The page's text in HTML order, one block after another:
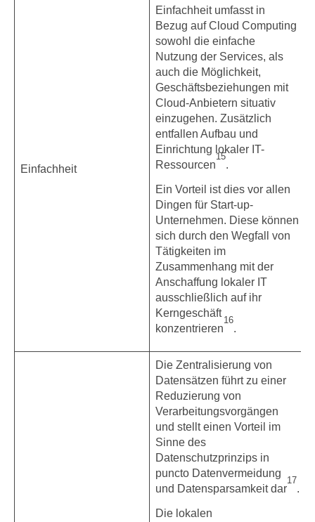
Einfachheit
Einfachheit umfasst in
Bezug auf Cloud Computing
sowohl die einfache
Nutzung der Services, als
auch die Möglichkeit,
Geschäftsbeziehungen mit
Cloud-Anbietern situativ
einzugehen. Zusätzlich
entfallen Aufbau und
Einrichtung lokaler IT-
Ressourcen
15
.
Ein Vorteil ist dies vor allen
Dingen für Start-up-
Unternehmen. Diese können
sich durch den Wegfall von
Tätigkeiten im
Zusammenhang mit der
Anschaffung lokaler IT
ausschließlich auf ihr
Kerngeschäft
konzentrieren
16
.
Die Zentralisierung von
Datensätzen führt zu einer
Reduzierung von
Verarbeitungsvorgängen
und stellt einen Vorteil im
Sinne des
Datenschutzprinzips in
puncto Datenvermeidung
und Datensparsamkeit dar
17
.
Die lokalen